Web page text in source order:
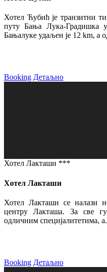
Хотел Ћубић је транзитни
путу Бања Лука-Градишка
Бањалуке удаљен је 12 km, а
Booking Детаљно
Хотел Лакташи ***
Хотел Лакташи
Хотел Лакташи се налази
центру Лакташа. За све
одличним специјалитетима,
Booking Детаљно